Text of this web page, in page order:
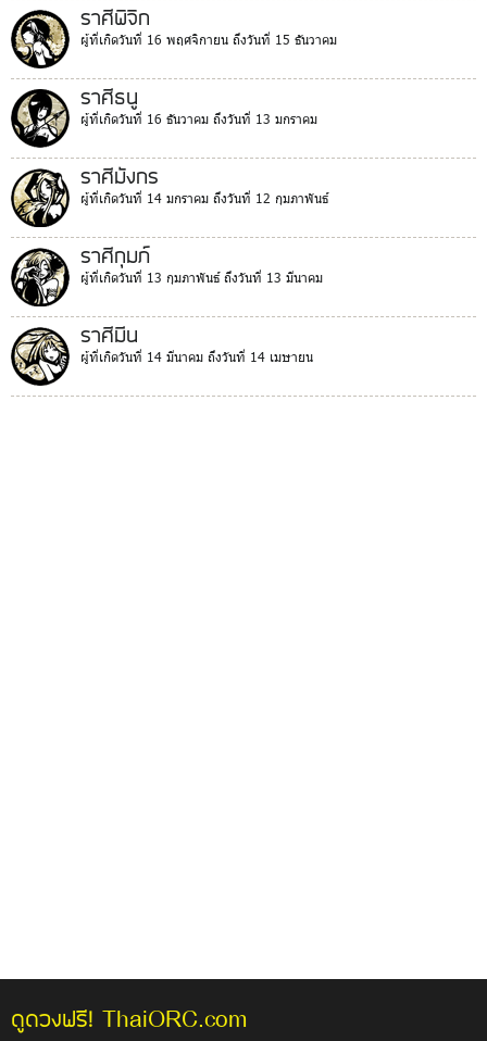
ราศีพิจิก
ผู้ที่เกิดวันที่ 16 พฤศจิกายน ถึงวันที่ 15 ธันวาคม
ราศีธนู
ผู้ที่เกิดวันที่ 16 ธันวาคม ถึงวันที่ 13 มกราคม
ราศีมังกร
ผู้ที่เกิดวันที่ 14 มกราคม ถึงวันที่ 12 กุมภาพันธ์
ราศีกุมภ์
ผู้ที่เกิดวันที่ 13 กุมภาพันธ์ ถึงวันที่ 13 มีนาคม
ราศีมีน
ผู้ที่เกิดวันที่ 14 มีนาคม ถึงวันที่ 14 เมษายน
ดูดวงฟรี! ThaiORC.com